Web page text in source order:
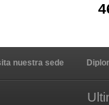
nuestra sede